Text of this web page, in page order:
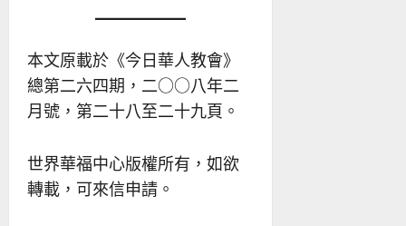
本文原載於《今日華人教會》
總第二六四期，二○○八年二
月號，第二十八至二十九頁。
世界華福中心版權所有，如欲
轉載，可來信申請。